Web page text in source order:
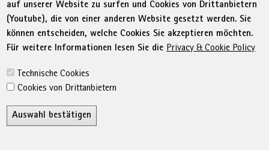
Menu Footer
© WIFI Impressum Privacy
AGB
Erklärung zur Barrierefreiheit
Sitemap
Transparente Verwaltung
Cookie Policy
auf unserer Website zu surfen und Cookies von Drittanbietern
(Youtube), die von einer anderen Website gesetzt werden. Sie
können entscheiden, welche Cookies Sie akzeptieren möchten.
Für weitere Informationen lesen Sie die Privacy & Cookie Policy
Technische Cookies
Cookies von Drittanbietern
Auswahl bestätigen